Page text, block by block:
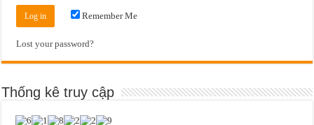
Remember Me
Lost your password?
Thống kê truy cập